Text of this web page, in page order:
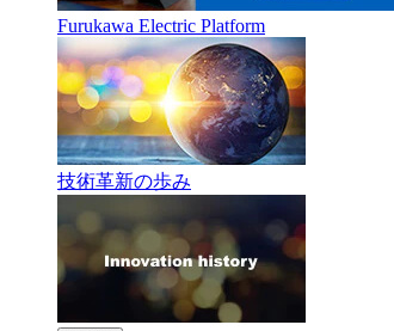
Furukawa Electric Platform
技術革新の歩み